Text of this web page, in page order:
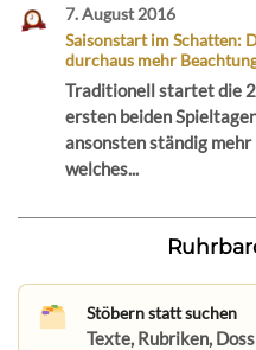
7. August 2016
Saisonstart im Schatten:
durchaus mehr
Traditionell startet die
ersten beiden
ansonsten ständig
welches...
Stöbern statt suchen
Texte, Rubriken,